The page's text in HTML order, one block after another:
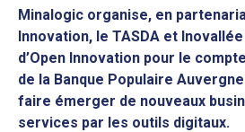
Minalogic organise, en
Innovation, le TASDA et
d’Open Innovation pour le
de la Banque Populaire
faire émerger de nouveaux
services par les outils digitaux.